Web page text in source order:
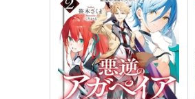
You make my heart like but
ter
駄ヶ谷商店
999円（税込）